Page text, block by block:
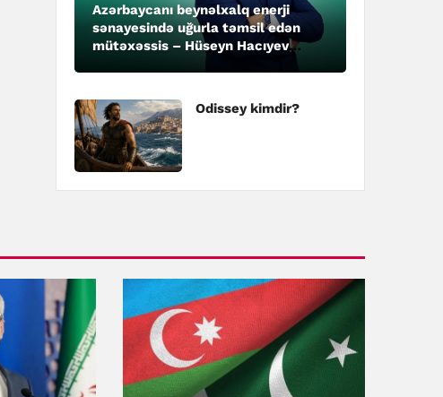
Azərbaycanı beynəlxalq enerji
sənayesində uğurla təmsil edən
mütəxəssis – Hüseyn Hacıyev
Odissey kimdir?